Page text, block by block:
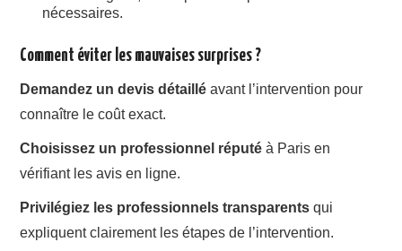
nécessaires.
Comment éviter les mauvaises surprises ?
Demandez un devis détaillé avant l’intervention pour
connaître le coût exact.
Choisissez un professionnel réputé à Paris en
vérifiant les avis en ligne.
Privilégiez les professionnels transparents qui
expliquent clairement les étapes de l’intervention.